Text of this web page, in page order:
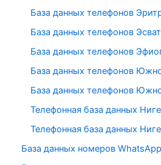
База данных телефонов
База данных телефонов
База данных телефонов
База данных телефонов
База данных телефонов
Телефонная база данных
Телефонная база данных
База данных номеров WhatsApp